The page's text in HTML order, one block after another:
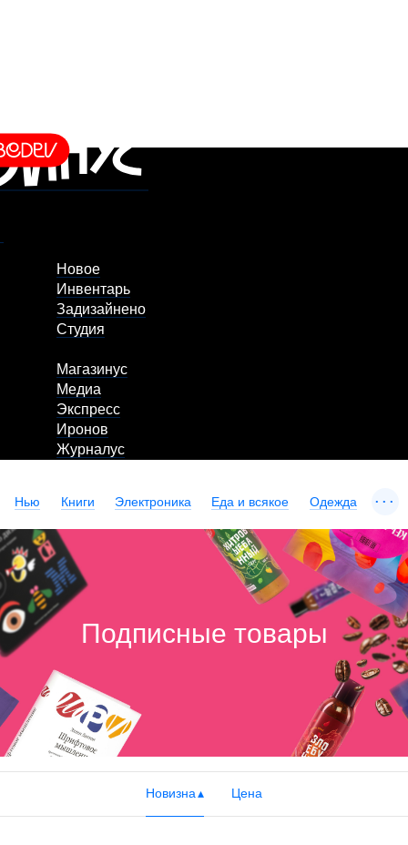
Новое
Инвентарь
Задизайнено
Студия
Магазинус
Медиа
Экспресс
Иронов
Журналус
Нью Книги Электроника Еда и всякое Одежда ...
Подписные товары
Новизна Цена